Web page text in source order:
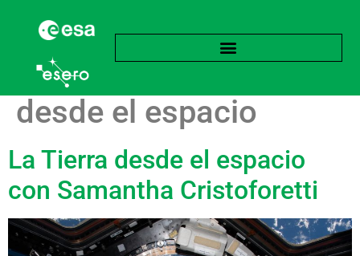
Etiqueta:La Tierra
desde el espacio
La Tierra desde el espacio
con Samantha Cristoforetti